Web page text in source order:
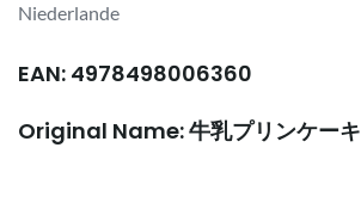
Niederlande
EAN: 4978498006360
Original Name: 牛乳プリンケーキ